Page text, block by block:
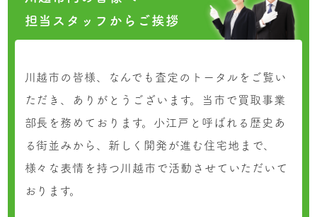
担当スタッフからご挨拶
川越市の皆様、なんでも査定のトータルをご覧い
ただき、ありがとうございます。当市で買取事業
部長を務めております。小江戸と呼ばれる歴史あ
る街並みから、新しく開発が進む住宅地まで、
様々な表情を持つ川越市で活動させていただいて
おります。